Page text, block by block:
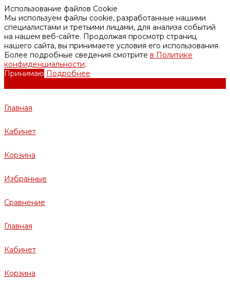
Использование файлов Cookie
Мы используем файлы cookie, разработанные нашими
специалистами и третьими лицами, для анализа событий
на нашем веб-сайте. Продолжая просмотр страниц
нашего сайта, вы принимаете условия его использования.
Более подробные сведения смотрите в Политике
конфиденциальности.
Принимаю Подробнее
Главная
Кабинет
Корзина
Избранные
Сравнение
Главная
Кабинет
Корзина